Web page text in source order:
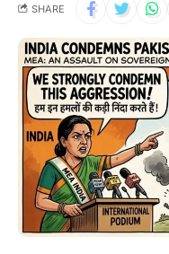
SHARE